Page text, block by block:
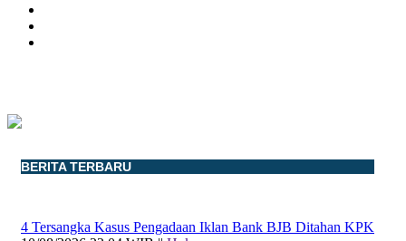
BERITA TERBARU
4 Tersangka Kasus Pengadaan Iklan Bank BJB Ditahan KPK